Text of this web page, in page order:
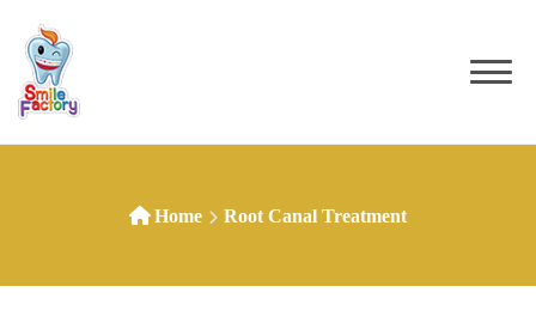
Home Root Canal Treatment